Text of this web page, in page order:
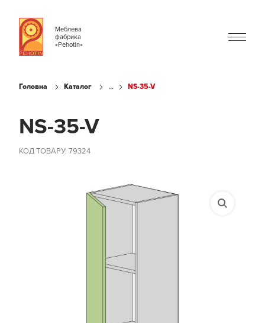
Меблева
фабрика
«Pehotin»
Головна Каталог ... NS-35-V
NS-35-V
КОД ТОВАРУ: 79324